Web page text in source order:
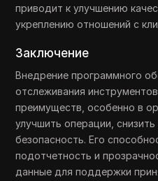
приводит к улучшению
укреплению отношений с
Заключение
Внедрение программного
отслеживания
преимуществ, особенно в
улучшить операции,
безопасность. Его
подотчетность и
данные для поддержки